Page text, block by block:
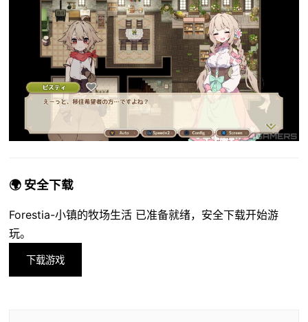
🌍 安全下载
Forestia-小镇的牧场生活 已准备就绪，安全下载开始游
玩。
下载游戏